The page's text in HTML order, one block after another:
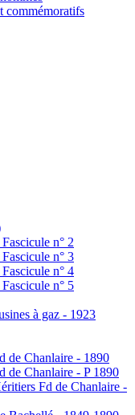
commémoratifs
n° 2
n° 3
n° 4
n° 5
à gaz - 1923
de Chanlaire - 1890
de Chanlaire - P 1890
Fd de Chanlaire -